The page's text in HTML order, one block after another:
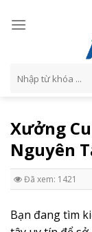
kiếm:
Xưởng
Nguyên
Đã xem: 1421
Bạn đang tìm